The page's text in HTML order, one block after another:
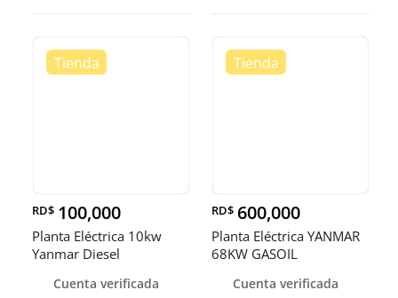
RD$ 100,000
Planta Eléctrica 10kw
Yanmar Diesel
Cuenta verificada
RD$ 600,000
Planta Eléctrica YANMAR
68KW GASOIL
Cuenta verificada